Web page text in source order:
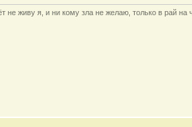
не живу я, и ни кому зла не желаю, только в рай